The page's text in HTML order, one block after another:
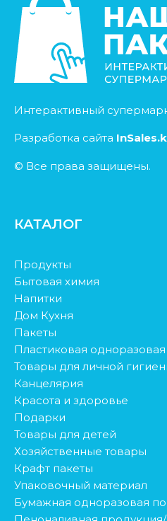
Интерактивный
Разработка сайта
© Все права защищены.
КАТАЛОГ
Продукты
Бытовая химия
Напитки
Дом Кухня
Пакеты
Пластиковая
Товары для личной
Канцелярия
Красота и здоровье
Подарки
Товары для детей
Хозяйственные товары
Крафт пакеты
Упаковочный материал
Бумажная одноразовая